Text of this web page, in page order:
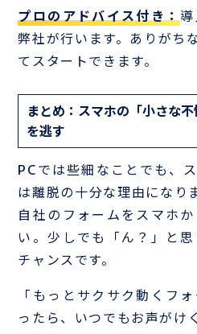
プロのアドバイス付き：
弊社が行います。ありがち
てスタートできます。
まとめ：スマホの「小さな
を逃す
PCでは些細なことでも、
は離脱の十分な理由になり
自社のフォームをスマホ
い。少しでも「ん？」と
チャンスです。
「もっとサクサク動くフ
ったら、いつでもお声がけ